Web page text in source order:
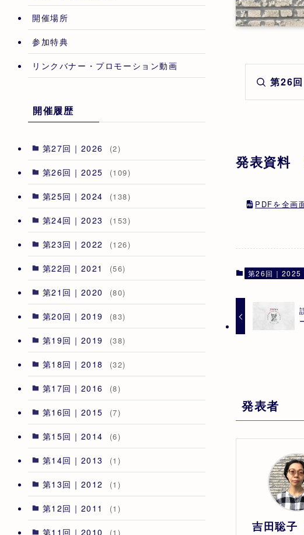
第26
発表資料
PDFを全画
第26回｜2025
発表者
吉田聡子
開催場所
参加特典
リンクバナー・プロモーション動画
開催履歴
第27回｜2026 (2)
第26回｜2025 (109)
第25回｜2024 (138)
第24回｜2023 (153)
第23回｜2022 (126)
第22回｜2021 (56)
第21回｜2020 (80)
第20回｜2019 (83)
第19回｜2019 (38)
第18回｜2018 (32)
第17回｜2016 (8)
第16回｜2015 (7)
第15回｜2014 (6)
第14回｜2013 (1)
第13回｜2012 (1)
第12回｜2011 (1)
第11回｜2010 (1)